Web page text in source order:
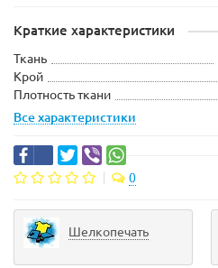
Краткие характеристики
Ткань
Крой
Плотность ткани
Все характеристики
0
Шелкопечать